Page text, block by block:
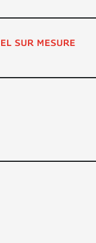
SUR MESURE